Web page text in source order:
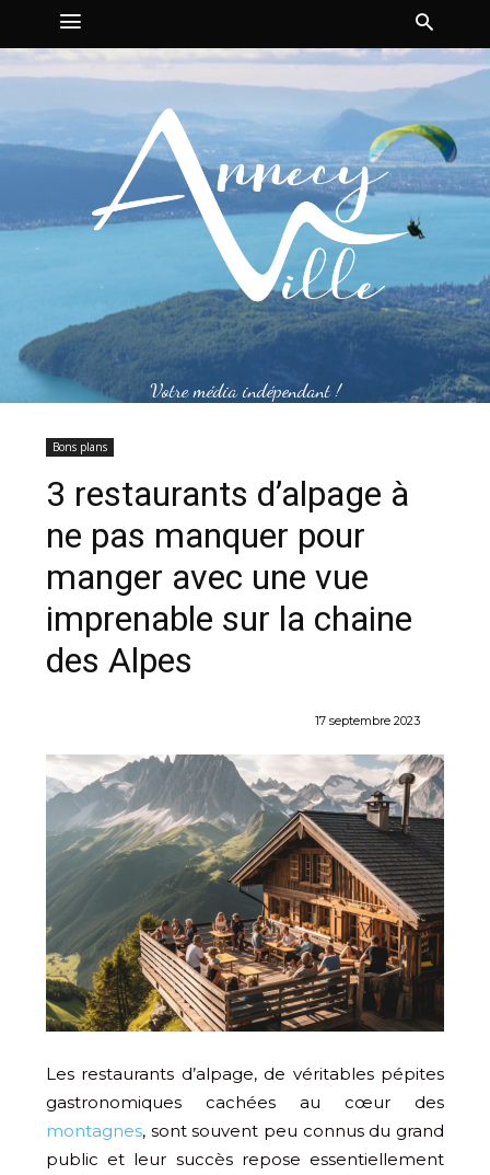
Votre média indépendant !
Bons plans
3 restaurants d’alpage à
ne pas manquer pour
manger avec une vue
imprenable sur la chaine
des Alpes
17 septembre 2023
Les restaurants d’alpage, de véritables pépites
gastronomiques cachées au cœur des
montagnes, sont souvent peu connus du grand
public et leur succès repose essentiellement